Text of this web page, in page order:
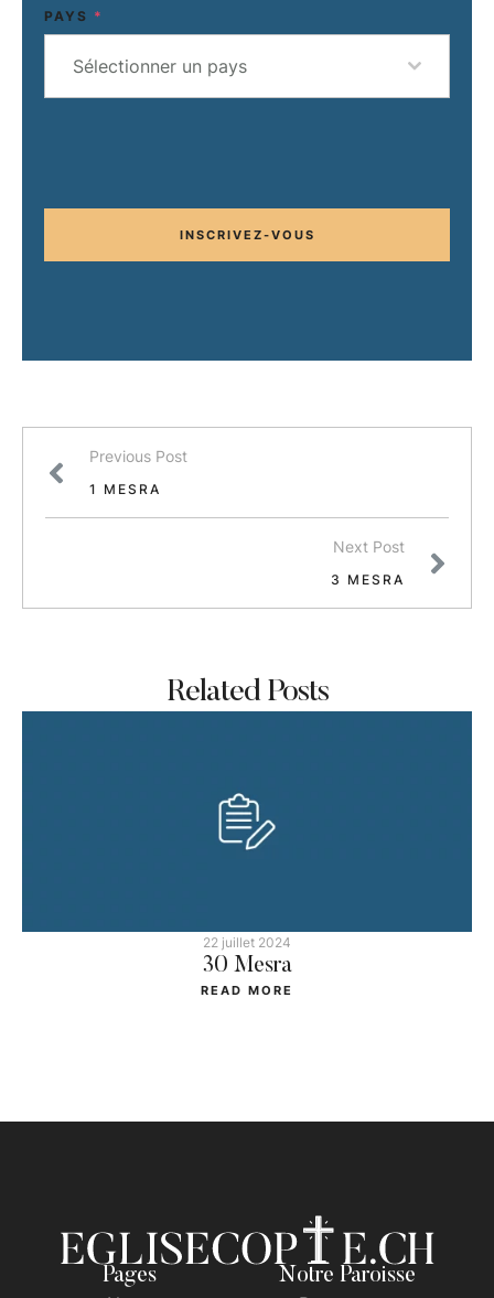
PAYS *
Sélectionner un pays
INSCRIVEZ-VOUS
Previous Post
1 MESRA
Next Post
3 MESRA
Related Posts
22 juillet 2024
30 Mesra
READ MORE
Pages
Notre Paroisse